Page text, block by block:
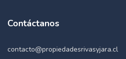
Contáctanos
contacto@propiedadesrivasyjara.cl